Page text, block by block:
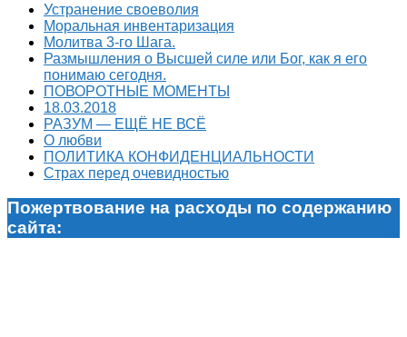
Устранение своеволия
Моральная инвентаризация
Молитва 3-го Шага.
Размышления о Высшей силе или Бог, как я его
понимаю сегодня.
ПОВОРОТНЫЕ МОМЕНТЫ
18.03.2018
РАЗУМ — ЕЩЁ НЕ ВСЁ
О любви
ПОЛИТИКА КОНФИДЕНЦИАЛЬНОСТИ
Страх перед очевидностью
Пожертвование на расходы по содержанию
сайта: